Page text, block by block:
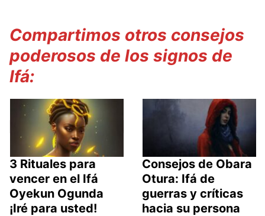
Compartimos otros consejos
poderosos de los signos de
Ifá:
3 Rituales para
vencer en el Ifá
Oyekun Ogunda
¡Iré para usted!
Consejos de Obara
Otura: Ifá de
guerras y críticas
hacia su persona